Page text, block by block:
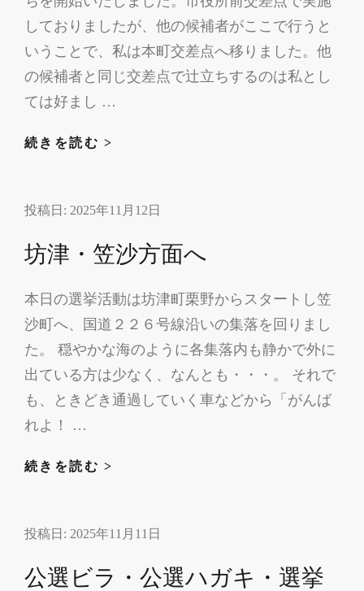
しておりましたが、他の候補者がここで行うと
いうことで、私は本町交差点へ移りました。他
の候補者と同じ交差点で辻立ちするのは私とし
ては好まし …
続きを読む >
挙
５
目
投稿日: 2025年11月12日
坊津・笠沙方面へ
本日の選挙活動は坊津町栗野からスタートし笠
沙町へ、国道２２６号線沿いの集落を回りまし
た。 穏やかな海のように各集落内も静かで外に
出ている方は少なく、なんとも・・・。 それで
も、ときどき通過していく車などから「がんば
れよ！ …
続きを読む >
沙
面
投稿日: 2025年11月11日
公選ビラ・公選ハガキ・選挙